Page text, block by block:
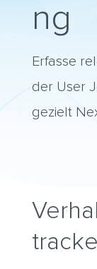
ng
Erfasse
der User
gezielt